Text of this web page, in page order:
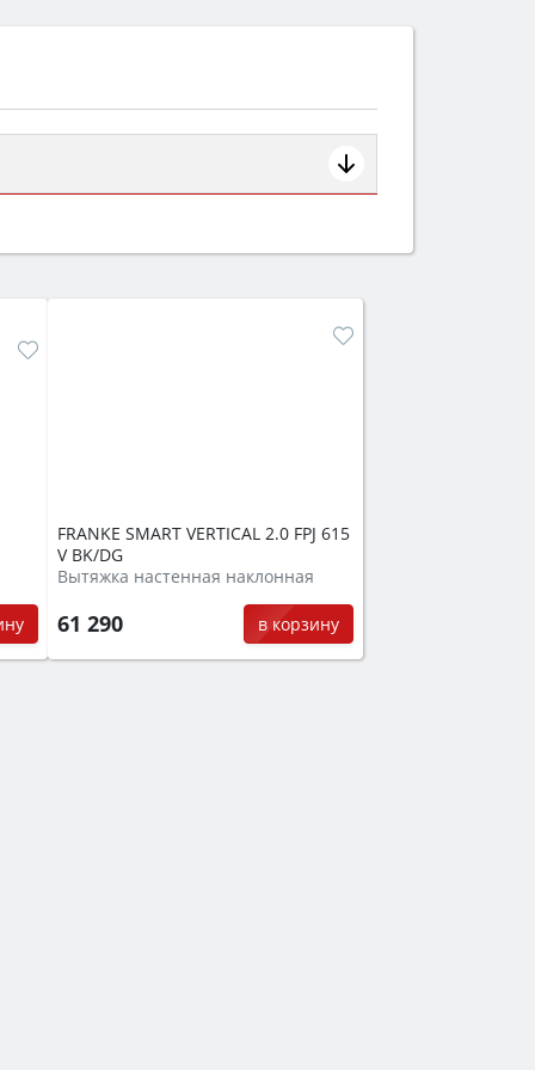
от детей).
FRANKE SMART VERTICAL 2.0 FPJ 615
V BK/DG
Вытяжка настенная наклонная
61 290 в корзину